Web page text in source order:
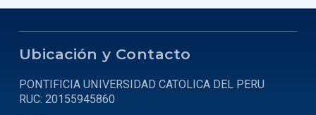
Ubicación y Contacto
PONTIFICIA UNIVERSIDAD CATOLICA DEL PERU
RUC: 20155945860